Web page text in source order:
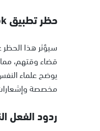
حظر تطبيق TikTok وتأثيره النفسي
قضاء وقتهم،
مخصصة
ردود الفعل